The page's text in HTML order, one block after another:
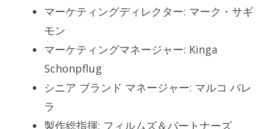
マーケティングディレクター: マーク・サギ
モン
マーケティングマネージャー: Kinga
Schonpflug
シニア ブランド マネージャー: マルコ バレ
ラ
製作総指揮: フィルムズ＆パートナーズ